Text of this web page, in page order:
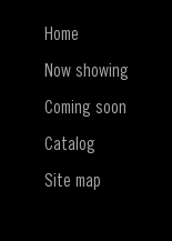
Home
Now showing
Coming soon
Catalog
Site map